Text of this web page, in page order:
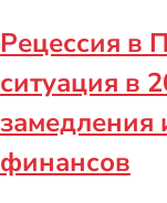
Рецессия в
ситуация в
замедления
финансов